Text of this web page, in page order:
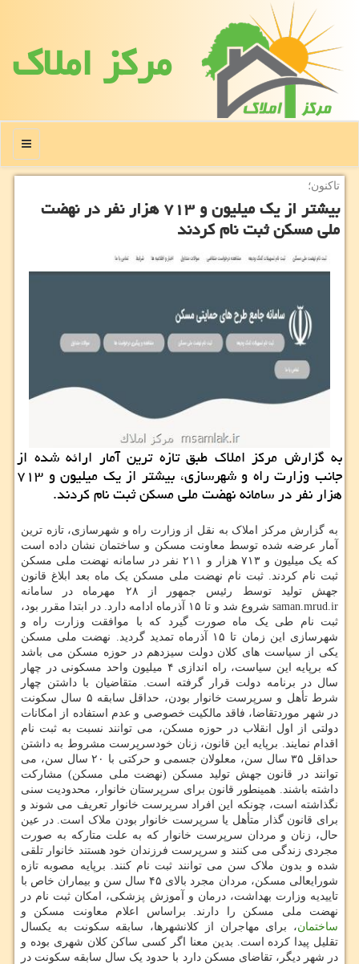
مركز املاك
منو
تاكنون؛
بیشتر از یک میلیون و ۷۱۳ هزار نفر در نهضت
ملی مسکن ثبت نام کردند
به گزارش مرکز املاک طبق تازه ترین آمار ارائه شده از
جانب وزارت راه و شهرسازی، بیشتر از یک میلیون و ۷۱۳
هزار نفر در سامانه نهضت ملی مسکن ثبت نام کردند.
به گزارش مرکز املاک به نقل از وزارت راه و شهرسازی، تازه ترین
آمار عرضه شده توسط معاونت مسکن و ساختمان نشان داده است
که یک میلیون و ۷۱۳ هزار و ۲۱۱ نفر در سامانه نهضت ملی مسکن
ثبت نام کردند. ثبت نام نهضت ملی مسکن یک ماه بعد ابلاغ قانون
جهش تولید توسط رئیس جمهور از ۲۸ مهرماه در سامانه
saman.mrud.ir شروع شد و تا ۱۵ آذرماه ادامه دارد. در ابتدا مقرر بود،
ثبت نام طی یک ماه صورت گیرد که با موافقت وزارت راه و
شهرسازی این زمان تا ۱۵ آذرماه تمدید گردید. نهضت ملی مسکن
یکی از سیاست های کلان دولت سیزدهم در حوزه مسکن می باشد
که برپایه این سیاست، راه اندازی ۴ میلیون واحد مسکونی در چهار
سال در برنامه دولت قرار گرفته است. متقاضیان با داشتن چهار
شرط تأهل و سرپرست خانوار بودن، حداقل سابقه ۵ سال سکونت
در شهر موردتقاضا، فاقد مالکیت خصوصی و عدم استفاده از امکانات
دولتی از اول انقلاب در حوزه مسکن، می توانند نسبت به ثبت نام
اقدام نمایند. برپایه این قانون، زنان خودسرپرست مشروط به داشتن
حداقل ۳۵ سال سن، معلولان جسمی و حرکتی با ۲۰ سال سن، می
توانند در قانون جهش تولید مسکن (نهضت ملی مسکن) مشارکت
داشته باشند. همینطور قانون برای سرپرستان خانوار، محدودیت سنی
نگذاشته است، چونکه این افراد سرپرست خانوار تعریف می شوند و
برای قانون گذار متأهل یا سرپرست خانوار بودن ملاک است. در عین
حال، زنان و مردان سرپرست خانوار که به علت متارکه به صورت
مجردی زندگی می کنند و سرپرست فرزندان خود هستند خانوار تلقی
شده و بدون ملاک سن می توانند ثبت نام کنند. برپایه مصوبه تازه
شورایعالی مسکن، مردان مجرد بالای ۴۵ سال سن و بیماران خاص با
تاییدیه وزارت بهداشت، درمان و آموزش پزشکی، امکان ثبت نام در
نهضت ملی مسکن را دارند. براساس اعلام معاونت مسکن و
ساختمان، برای مهاجران از کلانشهرها، سابقه سکونت به یکسال
تقلیل پیدا کرده است. بدین معنا اگر کسی ساکن کلان شهری بوده و
در شهر دیگر، تقاضای مسکن دارد با حدود یک سال سابقه سکونت در